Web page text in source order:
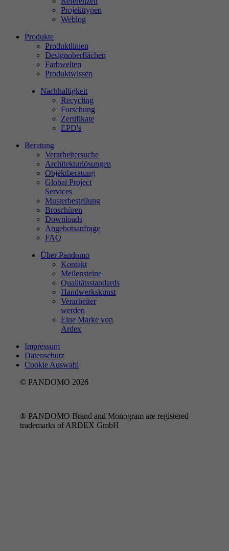
Projekttypen
Weblog
Produkte
Produktlinien
Designoberflächen
Farbwelten
Produktwissen
Nachhaltigkeit
Recycling
Forschung
Zertifikate
EPD's
Beratung
Verarbeitersuche
Architekturlösungen
Objektberatung
Global Project
Services
Musterbestellung
Broschüren
Downloads
Angebotsanfrage
FAQ
Über Pandomo
Kontakt
Meilensteine
Qualitätsstandards
Handwerkskunst
Verarbeiter
werden
Eine Marke von
Ardex
Impressum
Datenschutz
Cookie Auswahl
© PANDOMO 2026
® PANDOMO Brand and Monogram are registered
trademarks of ARDEX GmbH